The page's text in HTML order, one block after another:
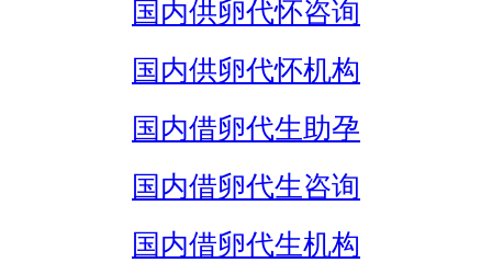
国内供卵代怀咨询
国内供卵代怀机构
国内借卵代生助孕
国内借卵代生咨询
国内借卵代生机构